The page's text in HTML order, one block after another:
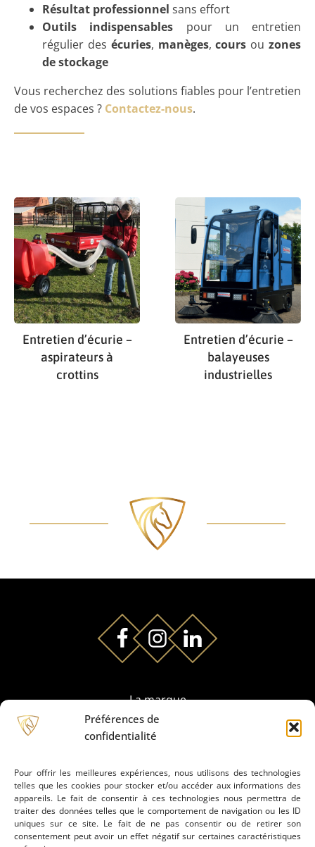
Préférences de
confidentialité
Pour offrir les meilleures expériences, nous utilisons des technologies
telles que les cookies pour stocker et/ou accéder aux informations des
appareils. Le fait de consentir à ces technologies nous permettra de
traiter des données telles que le comportement de navigation ou les ID
uniques sur ce site. Le fait de ne pas consentir ou de retirer son
consentement peut avoir un effet négatif sur certaines caractéristiques
Résultat professionnel sans effort
Outils indispensables pour un entretien
régulier des écuries, manèges,cours ouzones
de stockage
Vous recherchez des solutions fiables pour l’entretien
de vos espaces ? Contactez-nous.
Entretien d’écurie –
aspirateurs à
crottins
Entretien d’écurie –
balayeuses
industrielles
La marque
Prestation de montage
Conseils